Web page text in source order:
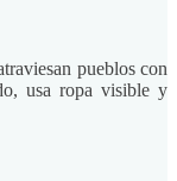
pueblos con
usa ropa visible y